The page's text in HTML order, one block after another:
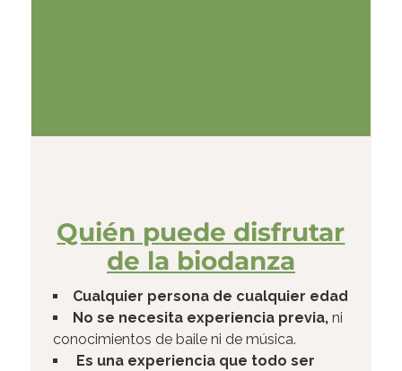
Quién puede disfrutar
de la biodanza​
Cualquier persona de cualquier edad
No se necesita experiencia previa,ni
conocimientos de baile ni de música.
Es una experiencia que todo ser